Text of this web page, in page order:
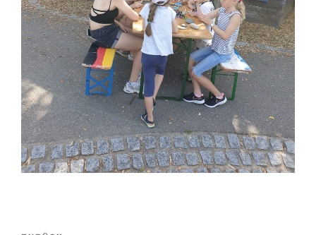
Beitragsnavigation